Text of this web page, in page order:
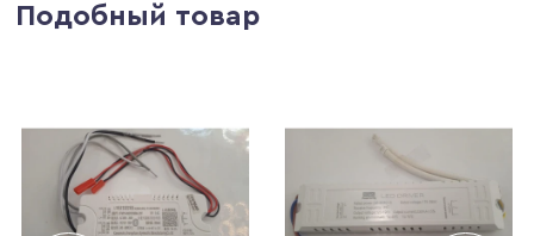
Подобный товар